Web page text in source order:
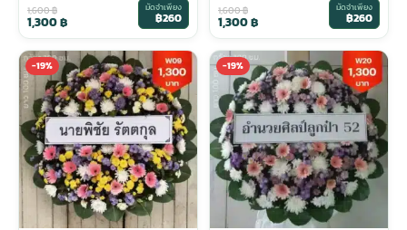
1,600฿
1,300฿
มัดจำเพียง
฿260 1,600฿
1,300฿
มัดจำเพียง
฿260
-19% -19%